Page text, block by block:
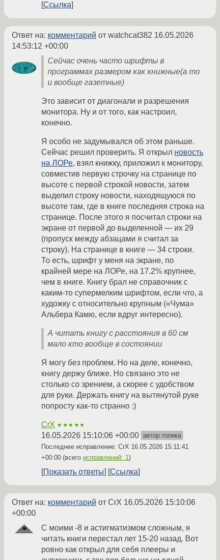
Ссылка
Ответ на: комментарий от watchcat382 16.05.2026
14:53:12 +00:00
Сейчас очень часто шрифты в
программах размером как книжные(а то
и вообще газетные)
Это зависит от диагонали и разрешения
монитора. Ну и от того, как настроил,
конечно.
Я особо не задумывался об этом раньше.
Сейчас решил проверить. Я открыл новость
на ЛОРе, взял книжку, приложил к монитору,
совместив первую строчку на странице по
высоте с первой строкой новости, затем
выделил строку новости, находящуюся по
высоте там, где в книге последняя строка на
странице. После этого я посчитал строки на
экране от первой до выделенной — их 29
(пропуск между абзацами я считал за
строку). На странице в книге — 34 строки.
То есть, шрифт у меня на экране, по
крайней мере на ЛОРе, на 17.2% крупнее,
чем в книге. Книгу брал не справочник с
каким-то супермелким шрифтом, если что, а
художку с относительно крупным («Чума»
Альбера Камю, если вдруг интересно).
А читать книгу с расстояния в 60 см
мало кто вообще в состоянии
Я могу без проблем. Но на деле, конечно,
книгу держу ближе. Но связано это не
столько со зрением, а скорее с удобством
для руки. Держать книгу на вытянутой руке
попросту как-то странно :)
CrX ★★★★★
16.05.2026 15:10:06 +00:00 автор топика
Последнее исправление: CrX 16.05.2026 15:11:41
+00:00 (всего исправлений: 1)
Показать ответы Ссылка
Ответ на: комментарий от CrX 16.05.2026 15:10:06
+00:00
С моими -8 и астигматизмом сложным, я
читать книги перестал лет 15-20 назад. Вот
ровно как открыл для себя плееры и